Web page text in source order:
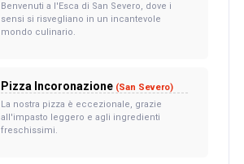
Benvenuti a l'Esca di San Severo, dove i
sensi si risvegliano in un incantevole
mondo culinario.
Pizza Incoronazione (San Severo)
La nostra pizza è eccezionale, grazie
all'impasto leggero e agli ingredienti
freschissimi.